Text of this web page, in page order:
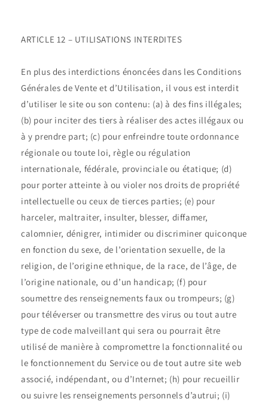
ARTICLE 12 – UTILISATIONS INTERDITES
En plus des interdictions énoncées dans les Conditions
Générales de Vente et d’Utilisation, il vous est interdit
d’utiliser le site ou son contenu: (a) à des fins illégales;
(b) pour inciter des tiers à réaliser des actes illégaux ou
à y prendre part; (c) pour enfreindre toute ordonnance
régionale ou toute loi, règle ou régulation
internationale, fédérale, provinciale ou étatique; (d)
pour porter atteinte à ou violer nos droits de propriété
intellectuelle ou ceux de tierces parties; (e) pour
harceler, maltraiter, insulter, blesser, diffamer,
calomnier, dénigrer, intimider ou discriminer quiconque
en fonction du sexe, de l’orientation sexuelle, de la
religion, de l’origine ethnique, de la race, de l’âge, de
l’origine nationale, ou d’un handicap; (f) pour
soumettre des renseignements faux ou trompeurs; (g)
pour téléverser ou transmettre des virus ou tout autre
type de code malveillant qui sera ou pourrait être
utilisé de manière à compromettre la fonctionnalité ou
le fonctionnement du Service ou de tout autre site web
associé, indépendant, ou d’Internet; (h) pour recueillir
ou suivre les renseignements personnels d’autrui; (i)